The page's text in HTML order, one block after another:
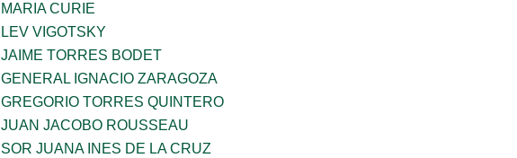
MARIA CURIE
LEV VIGOTSKY
JAIME TORRES BODET
GENERAL IGNACIO ZARAGOZA
GREGORIO TORRES QUINTERO
JUAN JACOBO ROUSSEAU
SOR JUANA INES DE LA CRUZ